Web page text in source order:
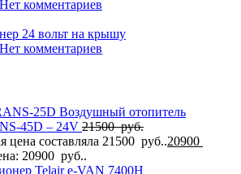
Нет комментариев
24 вольт на крышу
Нет комментариев
Воздушный отопитель
45D – 24V 21500руб.
цена составляла 21500 руб..20900
20900 руб..